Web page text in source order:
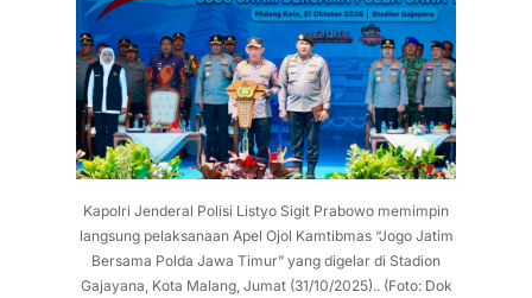
Kapolri Jenderal Polisi Listyo Sigit Prabowo memimpin
langsung pelaksanaan Apel Ojol Kamtibmas “Jogo Jatim
Bersama Polda Jawa Timur” yang digelar di Stadion
Gajayana, Kota Malang, Jumat (31/10/2025).. (Foto: Dok